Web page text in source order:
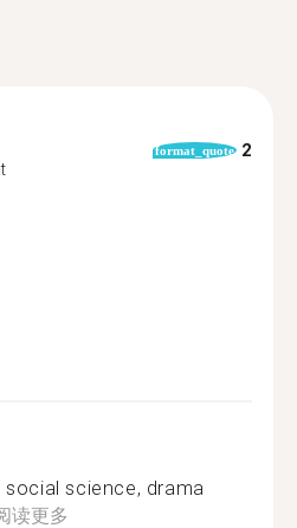
format_quote 2
science, drama
读更多